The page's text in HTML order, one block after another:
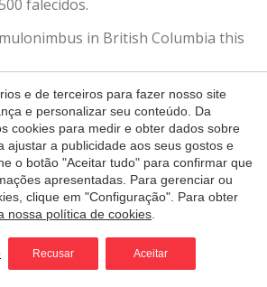
falecidos.
in British Columbia this
@weathernetwork
June 30, 2021
de 2020 em British Columbia
incêndios florestais queimaram
hectares). Entre 2010 e 2020, a
temporada de incêndios completa.
e de terceiros para fazer nosso site
e personalizar seu conteúdo. Da
cookies para medir e obter dados sobre
ajustar a publicidade aos seus gostos e
o botão "Aceitar tudo" para confirmar que
apresentadas. Para gerenciar ou
clique em "Configuração". Para obter
nossa política de cookies
Recusar Aceitar